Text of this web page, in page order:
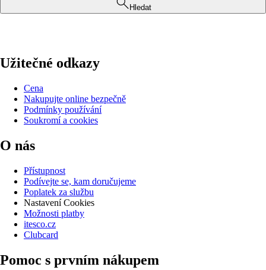
Hledat
Užitečné odkazy
Cena
Nakupujte online bezpečně
Podmínky používání
Soukromí a cookies
O nás
Přístupnost
Podívejte se, kam doručujeme
Poplatek za službu
Nastavení Cookies
Možnosti platby
itesco.cz
Clubcard
Pomoc s prvním nákupem